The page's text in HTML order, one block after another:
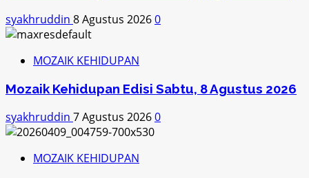
syakhruddin 8 Agustus 20260
MOZAIK KEHIDUPAN
Mozaik Kehidupan Edisi Sabtu, 8 Agustus 2026
syakhruddin 7 Agustus 20260
MOZAIK KEHIDUPAN